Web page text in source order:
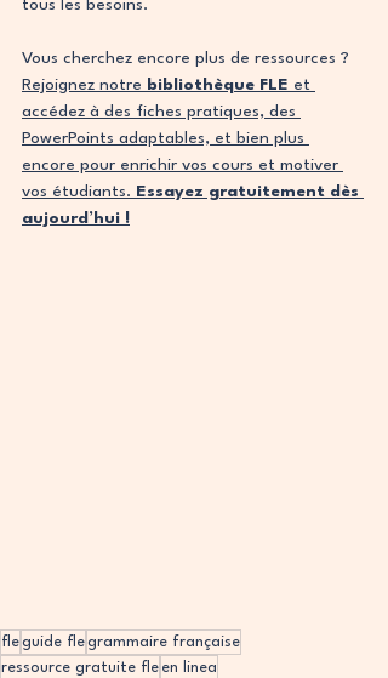
tous les besoins.
Vous cherchez encore plus de ressources ?
Rejoignez notre bibliothèque FLE et
accédez à des fiches pratiques, des
PowerPoints adaptables, et bien plus
encore pour enrichir vos cours et motiver
vos étudiants. Essayez gratuitement dès
aujourd’hui !
fleguide flegrammaire française
ressource gratuite fle en linea